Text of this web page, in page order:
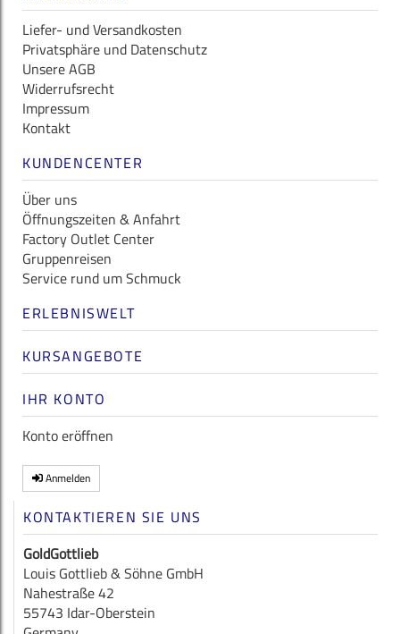
Liefer- und Versandkosten
Privatsphäre und Datenschutz
Unsere AGB
Widerrufsrecht
Impressum
Kontakt
KUNDENCENTER
Über uns
Öffnungszeiten & Anfahrt
Factory Outlet Center
Gruppenreisen
Service rund um Schmuck
ERLEBNISWELT
KURSANGEBOTE
IHR KONTO
Konto eröffnen
Anmelden
KONTAKTIEREN SIE UNS
GoldGottlieb
Louis Gottlieb & Söhne GmbH
Nahestraße 42
55743 Idar-Oberstein